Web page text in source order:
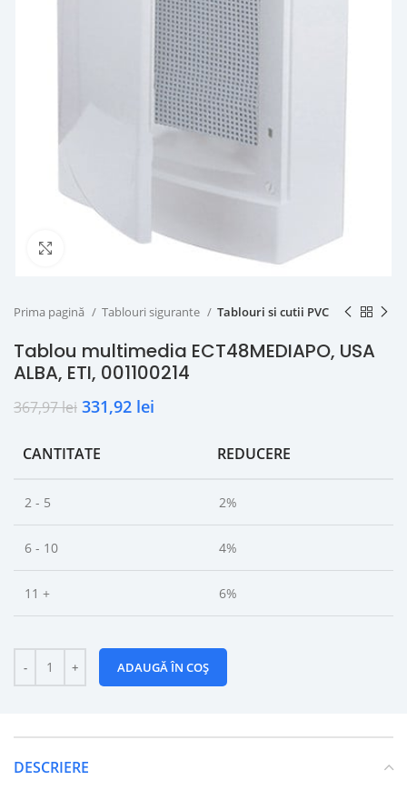
Click to enlarge
Prima pagină Tablouri sigurante Tablouri si cutii PVC
Tablou multimedia ECT48MEDIAPO, USA
ALBA, ETI, 001100214
367,97lei 331,92 lei
CANTITATE REDUCERE
2 - 5 2%
6 - 10 4%
11 + 6%
ADAUGĂ ÎN COȘ
DESCRIERE